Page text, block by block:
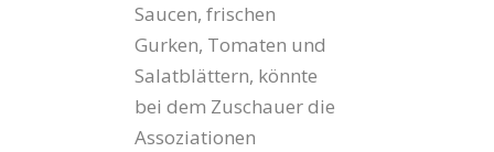
Saucen, frischen
Gurken, Tomaten und
Salatblättern, könnte
bei dem Zuschauer die
Assoziationen